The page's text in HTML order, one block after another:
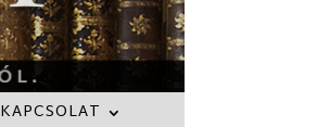
KAPCSOLAT